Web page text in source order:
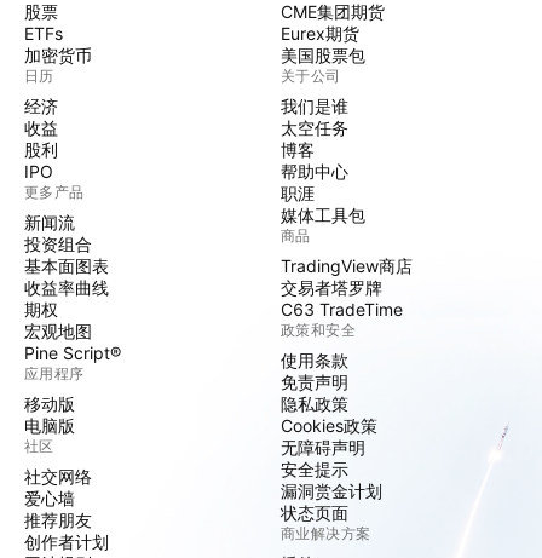
股票
ETFs
加密货币
日历
经济
收益
股利
IPO
更多产品
新闻流
投资组合
基本面图表
收益率曲线
期权
宏观地图
Pine Script®
应用程序
移动版
电脑版
社区
社交网络
爱心墙
推荐朋友
创作者计划
CME集团期货
Eurex期货
美国股票包
关于公司
我们是谁
太空任务
博客
帮助中心
职涯
媒体工具包
商品
TradingView商店
交易者塔罗牌
C63 TradeTime
政策和安全
使用条款
免责声明
隐私政策
Cookies政策
无障碍声明
安全提示
漏洞赏金计划
状态页面
商业解决方案